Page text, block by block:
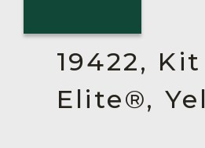
19422,
Elite®,